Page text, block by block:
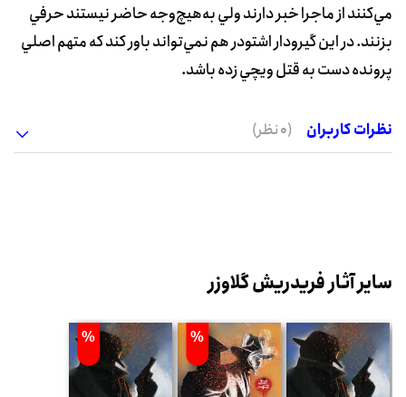
مي‌کنند از ماجرا خبر دارند ولي به‌هيچ‌وجه حاضر نيستند حرفي
بزنند. در اين گيرودار اشتودر هم نمي‌تواند باور کند که متهم اصلي
پرونده دست به قتل ويچي زده باشد.
نظرات کاربران (0 نظر)
سایر آثار فریدریش گلاوزر
%
%